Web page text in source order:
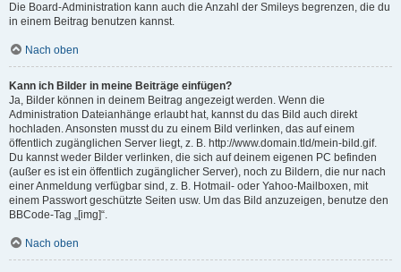
Die Board-Administration kann auch die Anzahl der Smileys begrenzen, die du
in einem Beitrag benutzen kannst.
Nach oben
Kann ich Bilder in meine Beiträge einfügen?
Ja, Bilder können in deinem Beitrag angezeigt werden. Wenn die
Administration Dateianhänge erlaubt hat, kannst du das Bild auch direkt
hochladen. Ansonsten musst du zu einem Bild verlinken, das auf einem
öffentlich zugänglichen Server liegt, z. B. http://www.domain.tld/mein-bild.gif.
Du kannst weder Bilder verlinken, die sich auf deinem eigenen PC befinden
(außer es ist ein öffentlich zugänglicher Server), noch zu Bildern, die nur nach
einer Anmeldung verfügbar sind, z. B. Hotmail- oder Yahoo-Mailboxen, mit
einem Passwort geschützte Seiten usw. Um das Bild anzuzeigen, benutze den
BBCode-Tag „[img]“.
Nach oben